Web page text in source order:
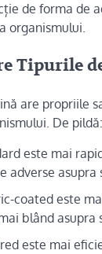
de forma de
organismului.
Tipurile
are propriile
De pildă:
este mai
adverse asupra
coated este
blând asupra
este mai